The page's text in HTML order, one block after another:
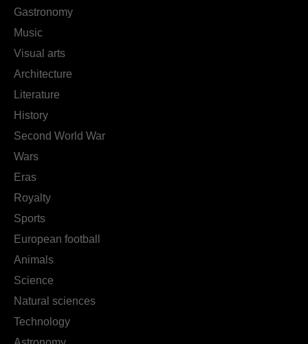
Gastronomy
Music
Visual arts
Architecture
Literature
History
Second World War
Wars
Eras
Royalty
Sports
European football
Animals
Science
Natural sciences
Technology